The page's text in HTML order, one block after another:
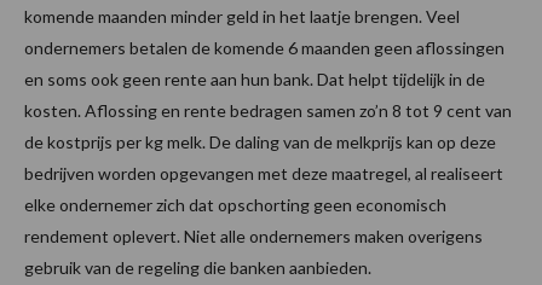
komende maanden minder geld in het laatje brengen. Veel
ondernemers betalen de komende 6 maanden geen aflossingen
en soms ook geen rente aan hun bank. Dat helpt tijdelijk in de
kosten. Aflossing en rente bedragen samen zo’n 8 tot 9 cent van
de kostprijs per kg melk. De daling van de melkprijs kan op deze
bedrijven worden opgevangen met deze maatregel, al realiseert
elke ondernemer zich dat opschorting geen economisch
rendement oplevert. Niet alle ondernemers maken overigens
gebruik van de regeling die banken aanbieden.